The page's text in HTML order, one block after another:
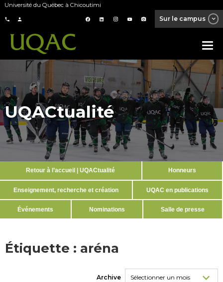
Université du Québec à Chicoutimi
Sur le campus
UQACtualité
Retour à l’accueil | UQACtualité Honneurs
Enseignement, recherche et création UQAC en publications
Événements Nominations Salle de presse
Étiquette : aréna
Archive